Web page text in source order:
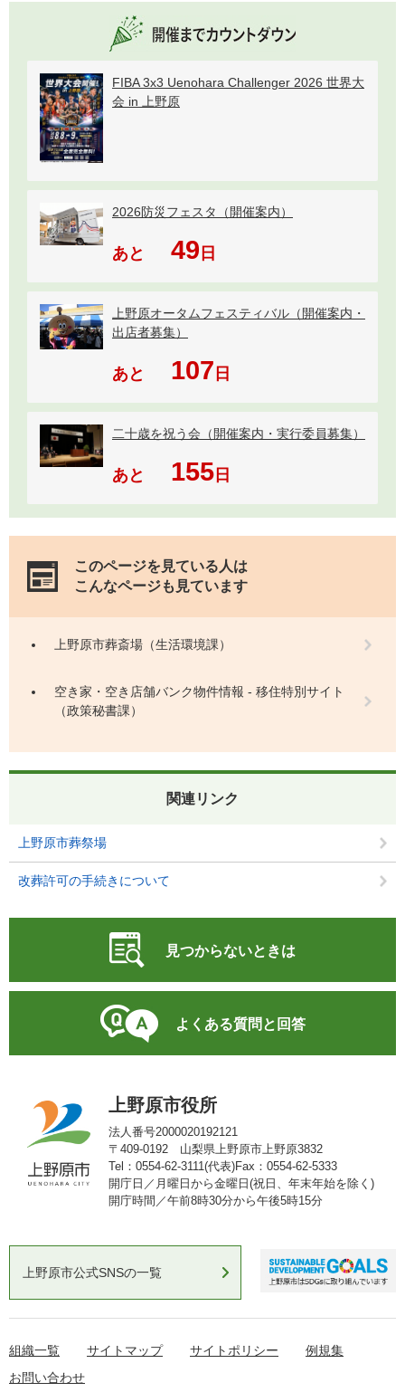
FIBA 3x3 Uenohara Challenger 2026 世界大
会 in 上野原
2026防災フェスタ（開催案内）
あと 49 日
上野原オータムフェスティバル（開催案内・
出店者募集）
あと 107 日
二十歳を祝う会（開催案内・実行委員募集）
あと 155日
このページを見ている人は
こんなページも見ています
上野原市葬斎場（生活環境課）
空き家・空き店舗バンク物件情報 - 移住特別サイト
（政策秘書課）
関連リンク
上野原市葬祭場
改葬許可の手続きについて
見つからないときは
よくある質問と回答
上野原市役所
法人番号2000020192121
〒409-0192 山梨県上野原市上野原3832
Tel：0554-62-3111(代表)Fax：0554-62-5333
開庁日／月曜日から金曜日(祝日、年末年始を除く)
開庁時間／午前8時30分から午後5時15分
上野原市公式SNSの一覧
組織一覧 サイトマップ サイトポリシー
例規集
お問い合わせ